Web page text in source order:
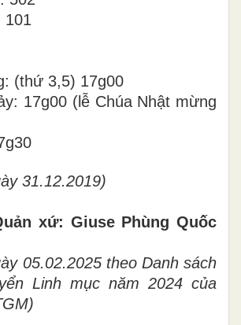
101
(thứ 3,5) 17g00
17g00 (lễ Chúa Nhật mừng
31.12.2019)
xứ: Giuse Phùng Quốc
05.02.2025 theo Danh sách
Linh mục năm 2024 của